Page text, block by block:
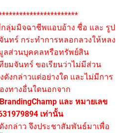
ลุ่มมิจฉาชีพแอบอ้าง ชื่อ และ รูป
นทร์ กระทำการหลอกลวงให้หลง
ลส่วนบุคคลหรือทรัพย์สิน
ยมจันทร์ ขอเรียนว่าไม่มีส่วน
ดังกล่าวแต่อย่างใด และไม่มีการ
งทางอื่นใดนอกจาก
และ หมายเลข
เท่านั้น
งกล่าว จึงประชาสัมพันธ์มาเพื่อ